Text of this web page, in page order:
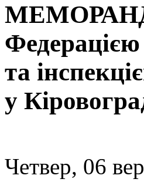
Федерацією
та
у
Четвер, 06